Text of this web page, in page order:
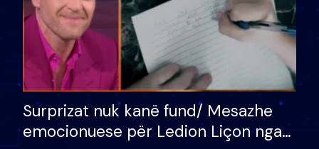
Surprizat nuk kanë fund/ Mesazhe
emocionuese për Ledion Liçon nga